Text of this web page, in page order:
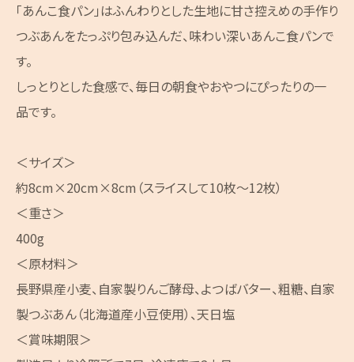
「あんこ食パン」はふんわりとした生地に甘さ控えめの手作り
つぶあんをたっぷり包み込んだ、味わい深いあんこ食パンで
す。
しっとりとした食感で、毎日の朝食やおやつにぴったりの一
品です。
＜サイズ＞
約8cm×20cm×8cm（スライスして10枚～12枚）
＜重さ＞
400g
＜原材料＞
長野県産小麦、自家製りんご酵母、よつばバター、粗糖、自家
製つぶあん（北海道産小豆使用）、天日塩
＜賞味期限＞